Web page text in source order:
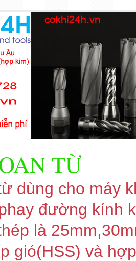
TỪ
dùng cho máy
đường kính
là
gió(HSS) và